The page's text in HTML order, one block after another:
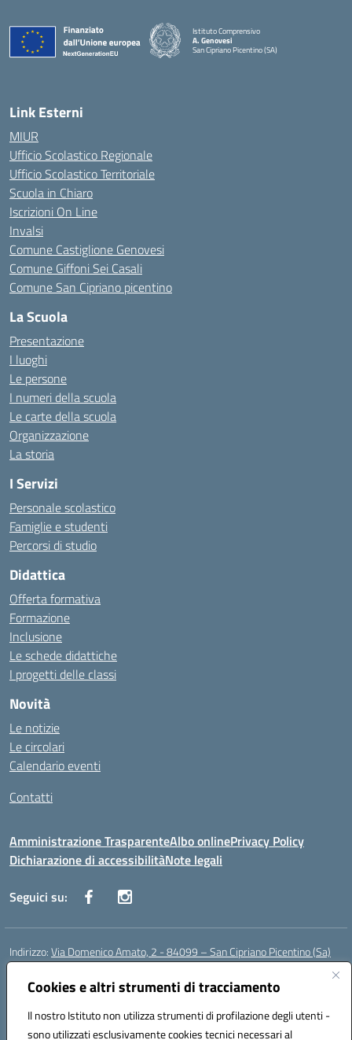
Cookies e altri strumenti di tracciamento
Il nostro Istituto non utilizza strumenti di profilazione degli utenti -
sono utilizzati esclusivamente cookies tecnici necessari al
Istituto Comprensivo
A. Genovesi
San Cipriano Picentino (SA)
— Visita la pagina iniziale della scuola
Link Esterni
MIUR
Ufficio Scolastico Regionale
Ufficio Scolastico Territoriale
Scuola in Chiaro
Iscrizioni On Line
Invalsi
Comune Castiglione Genovesi
Comune Giffoni Sei Casali
Comune San Cipriano picentino
La Scuola
Presentazione
I luoghi
Le persone
I numeri della scuola
Le carte della scuola
Organizzazione
La storia
I Servizi
Personale scolastico
Famiglie e studenti
Percorsi di studio
Didattica
Offerta formativa
Formazione
Inclusione
Le schede didattiche
I progetti delle classi
Novità
Le notizie
Le circolari
Calendario eventi
Contatti
Amministrazione TrasparenteAlbo onlinePrivacy Policy
Dichiarazione di accessibilitàNote legali
Seguici su:
Indirizzo:Via Domenico Amato, 2 - 84099 – San Cipriano Picentino (Sa)
Centralino:
Posta elettronica certificata (PEC):saic87700c@pec.istruzione.it
Codice fiscale: 95075020651
Codice meccanografico:SAIC87700C